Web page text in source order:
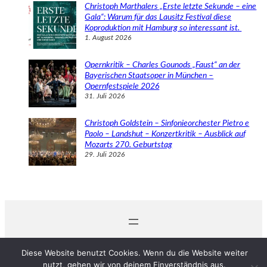
Christoph Marthalers „Erste letzte Sekunde – eine
Gala“: Warum für das Lausitz Festival diese
Koproduktion mit Hamburg so interessant ist.
1. August 2026
Opernkritik – Charles Gounods „Faust“ an der
Bayerischen Staatsoper in München –
Opernfestspiele 2026
31. Juli 2026
Christoph Goldstein – Sinfonieorchester Pietro e
Paolo – Landshut – Konzertkritik – Ausblick auf
Mozarts 270. Geburtstag
29. Juli 2026
Diese Website benutzt Cookies. Wenn du die Website weiter
nutzt, gehen wir von deinem Einverständnis aus.